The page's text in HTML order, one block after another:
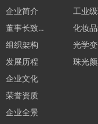
企业简介
董事长致辞
组织架构
发展历程
企业文化
荣誉资质
企业全景